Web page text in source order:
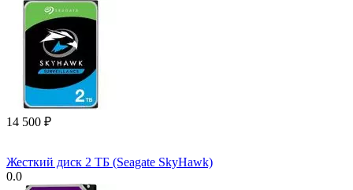
14 500 ₽
Жесткий диск 2 ТБ (Seagate SkyHawk)
0.0